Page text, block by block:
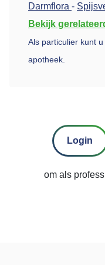
Darmflora -
Bekijk
Als particulier kunt
apotheek.
Login
om als